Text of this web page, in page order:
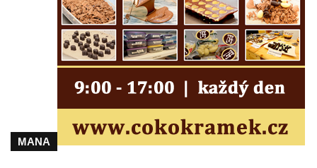
Pamětní deska Johanna Nepomuka
Fischera na domě čp. 5/16 na třídě 9.
května v Rumburku
Pamětní deska Johanna Neumanna
severně od Tokáně
Obrázek svatého Huberta na buku svatého
Huberta
Obrázek svatého Jakuba na skále u cesty
MANA